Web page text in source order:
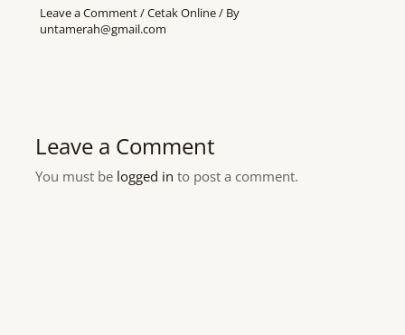
Leave a Comment/Cetak Online/ By
untamerah@gmail.com
Leave a Comment
You must be logged in to post a comment.